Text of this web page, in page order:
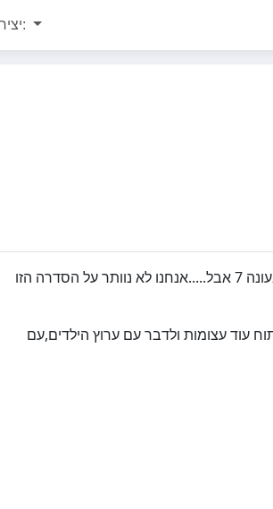
יצירת קשר:
כידוע לכולם גאליס (הסדרה המצחיקה,המותחת,העצובה והשמחה) הולכת להסגר בעונה 7 אבל.....אנחנו לא נוותר על הסדרה הזו
עוד עצומות ולדבר עם ערוץ הילדים,עם